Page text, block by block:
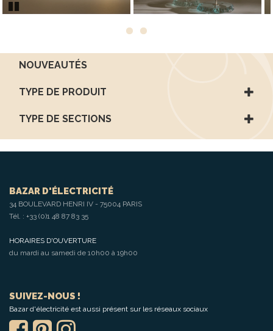
NOUVEAUTÉS
TYPE DE PRODUIT
TYPE DE SECTIONS
BAZAR D'ÉLECTRICITÉ
34 BOULEVARD HENRI IV - 75004 PARIS
Tél. : +33 (0)1 48 87 83 35
HORAIRES D'OUVERTURE
du mardi au samedi de 10h00 à 19h00
SUIVEZ-NOUS !
Bazar d'électricité est aussi présent sur les réseaux sociaux